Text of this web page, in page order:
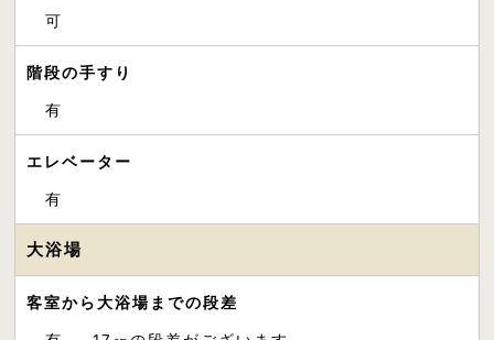
可
階段の手すり
有
エレベーター
有
大浴場
客室から大浴場までの段差